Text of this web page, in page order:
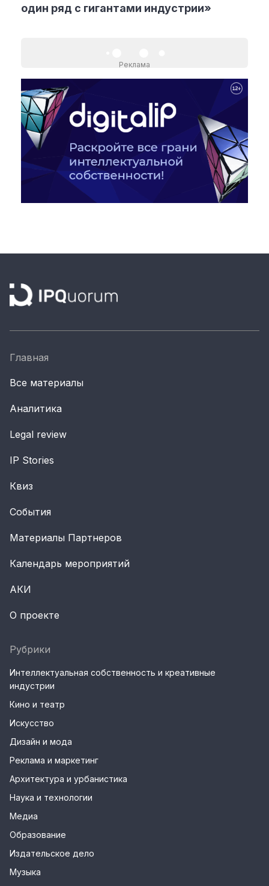
один ряд с гигантами индустрии»
Реклама
Главная
Все материалы
Аналитика
Legal review
IP Stories
Квиз
События
Материалы Партнеров
Календарь мероприятий
АКИ
О проекте
Рубрики
Интеллектуальная собственность и креативные
индустрии
Кино и театр
Искусство
Дизайн и мода
Реклама и маркетинг
Архитектура и урбанистика
Наука и технологии
Медиа
Образование
Издательское дело
Музыка